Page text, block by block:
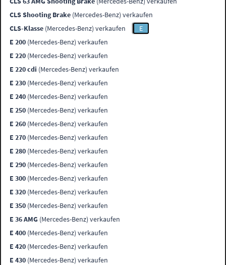
CLS Shooting Brake (Mercedes-Benz) verkaufen
CLS-Klasse (Mercedes-Benz) verkaufen
E
E 200 (Mercedes-Benz) verkaufen
E 220 (Mercedes-Benz) verkaufen
E 220 cdi (Mercedes-Benz) verkaufen
E 230 (Mercedes-Benz) verkaufen
E 240 (Mercedes-Benz) verkaufen
E 250 (Mercedes-Benz) verkaufen
E 260 (Mercedes-Benz) verkaufen
E 270 (Mercedes-Benz) verkaufen
E 280 (Mercedes-Benz) verkaufen
E 290 (Mercedes-Benz) verkaufen
E 300 (Mercedes-Benz) verkaufen
E 320 (Mercedes-Benz) verkaufen
E 350 (Mercedes-Benz) verkaufen
E 36 AMG (Mercedes-Benz) verkaufen
E 400 (Mercedes-Benz) verkaufen
E 420 (Mercedes-Benz) verkaufen
E 430 (Mercedes-Benz) verkaufen